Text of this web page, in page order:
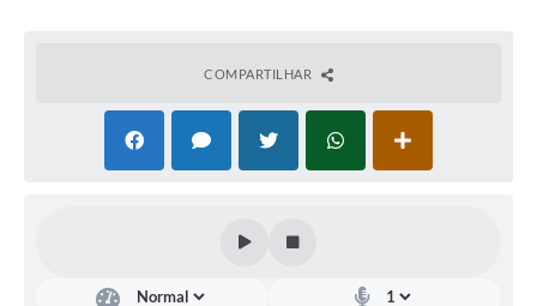
COMPARTILHAR